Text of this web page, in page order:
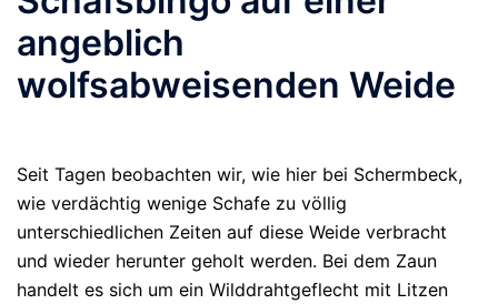
angeblich
wolfsabweisenden Weide
Seit Tagen beobachten wir, wie hier bei Schermbeck,
wie verdächtig wenige Schafe zu völlig
unterschiedlichen Zeiten auf diese Weide verbracht
und wieder herunter geholt werden. Bei dem Zaun
handelt es sich um ein Wilddrahtgeflecht mit Litzen